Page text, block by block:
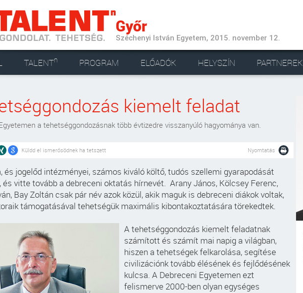
Győr
Széchenyi István Egyetem, 2015. november 12.
TALENTn PROGRAM ELŐADÓK HELYSZÍN PARTNEREK
kiemelt feladat
a tehetséggondozásnak több évtizedre visszanyúló hagyománya van.
Küldd el ismerősödnek ha tetszett Nyomtatás
és jogelőd intézményei, számos kiváló költő, tudós szellemi gyarapodását
vitte tovább a debreceni oktatás hírnevét. Arany János, Kölcsey Ferenc,
Bay Zoltán csak pár név azok közül, akik maguk is debreceni diákok voltak,
támogatásával tehetségük maximális kibontakoztatására törekedtek.
A tehetséggondozás kiemelt feladatnak
számított és számít mai napig a világban,
hiszen a tehetségek felkarolása, segítése
civilizációnk tovább élésének és fejlődésének
kulcsa. A Debreceni Egyetemen ezt
felismerve 2000-ben olyan egységes